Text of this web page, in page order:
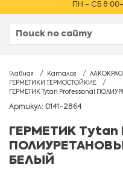
ПН - СБ
Главная Каталог
ГЕРМЕТИКИ ТЕРМОСТОЙКИЕ
ГЕРМЕТИК Tytan Professional
Артикул: 0141-2864
ГЕРМЕТИК Tytan
БЕЛЫЙ